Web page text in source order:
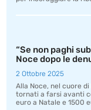
“Se non paghi
Noce dopo le
2 Ottobre 2025
Alla Noce, nel cuore
tornati a farsi avanti
euro a Natale e 1500